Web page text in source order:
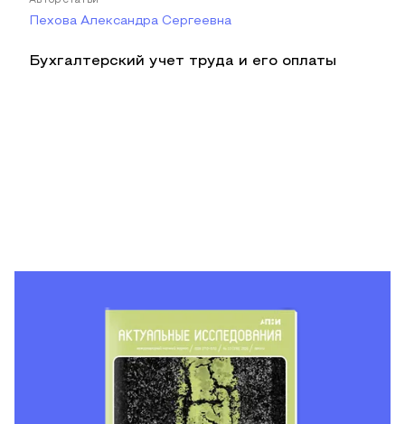
Пехова Александра Сергеевна
Бухгалтерский учет труда и его оплаты